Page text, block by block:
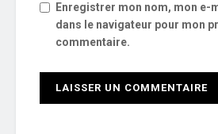
Enregistrer mon nom, mon e-
dans le navigateur pour mon
commentaire.